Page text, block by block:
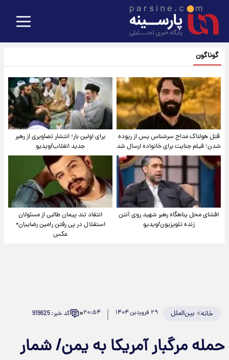
گوناگون
قتل هولناک مداح سرشناس پس از ربوده
شدن؛ فیلم جنایت برای خانواده ارسال شد
برای اولین بار؛ انتشار تصاویری از رهبر
جدید انقلاب/ویدیو
افشای محل پناهگاه‌ رهبر شهید روی آنتن
زنده تلویزیون/ویدیو
انتقاد تند پیمان طالبی از مسئولان
استقلال در پی رفتن رامین رضاییان+
عکس
خانه> بین‌الملل ۲۹ فروردین ۱۴۰۴ ۲۰:۵۴۰ کد خبر: 919625
حمله مرگبار آمریکا به یمن/ شمار